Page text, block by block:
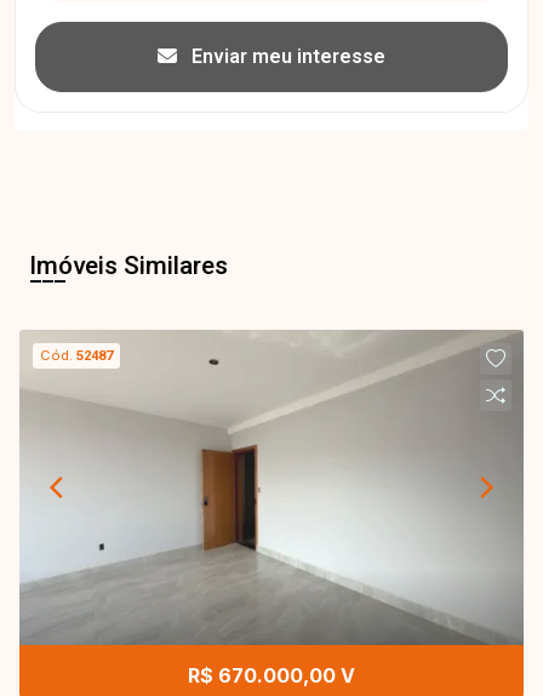
Enviar meu interesse
Imóveis Similares
Cód.52487
R$ 670.000,00 V